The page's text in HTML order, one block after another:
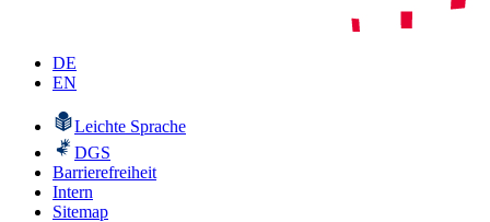
DE
EN
Leichte Sprache
DGS
Barrierefreiheit
Intern
Sitemap